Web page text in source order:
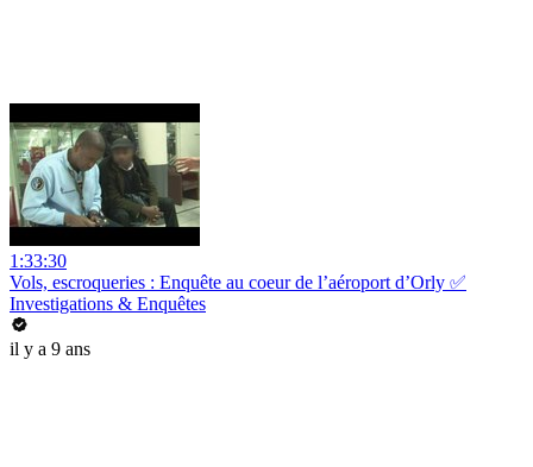
1:33:30
Vols, escroqueries : Enquête au coeur de l’aéroport d’Orly ✅
Investigations & Enquêtes
il y a 9 ans